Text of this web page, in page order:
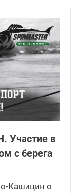
в
с берега
Кашицин о